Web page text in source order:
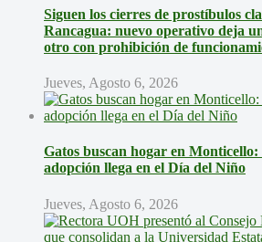
Siguen los cierres de prostíbulos
Rancagua: nuevo operativo deja
otro con prohibición de
Jueves, Agosto 6, 2026
Gatos buscan hogar en
adopción llega en el Día del Niño
Jueves, Agosto 6, 2026